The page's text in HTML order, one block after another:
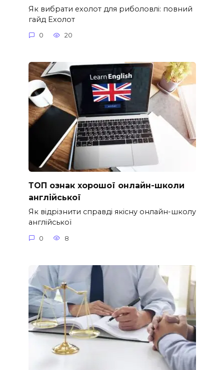
Як вибрати ехолот для риболовлі: повний
гайд Ехолот
0 20
ТОП ознак хорошої онлайн-школи
англійської
Як відрізнити справді якісну онлайн-школу
англійської
0 8